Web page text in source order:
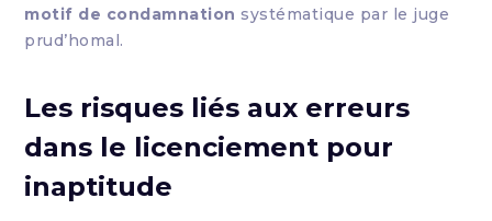
motif de condamnation systématique par le juge
prud’homal.
Les risques liés aux erreurs
dans le licenciement pour
inaptitude